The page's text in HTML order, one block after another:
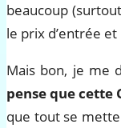
beaucoup
le prix d’entrée
Mais bon, je me
pense que cette
que tout se